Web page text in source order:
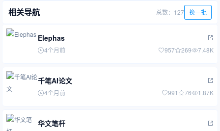
相关导航 总数：127 换一批
Elephas
4个月前 957 269 7.48K
千笔AI论文
4个月前 991 76 1.87K
华文笔杆